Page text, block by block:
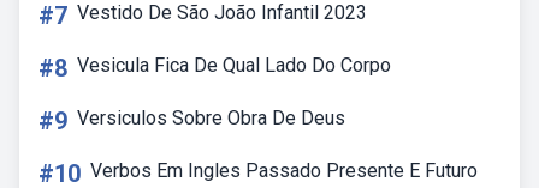
#7 Vestido De São João Infantil 2023
#8 Vesicula Fica De Qual Lado Do Corpo
#9 Versiculos Sobre Obra De Deus
#10 Verbos Em Ingles Passado Presente E Futuro